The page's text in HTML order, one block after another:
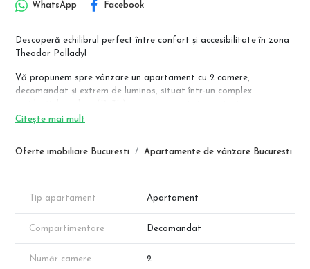
Oferte imobiliare Bucuresti Apartamente de vânzare Bucuresti
WhatsApp Facebook
Descoperă echilibrul perfect între confort și accesibilitate în zona
Theodor Pallady!
Vă propunem spre vânzare un apartament cu 2 camere,
decomandat și extrem de luminos, situat într-un complex
până la stația Nicolae Teclu.
Zonă Facilități: Proximitate directă față de centre comerciale,
Specificații Tehnice & Compartimentare:
Predare la Cheie: Apartamentul se livrează complet finisat, cu
finisaje la alegere pentru a-ți personaliza locuința.
Citește mai mult
Tip apartament Apartament
Compartimentare Decomandat
Număr camere 2